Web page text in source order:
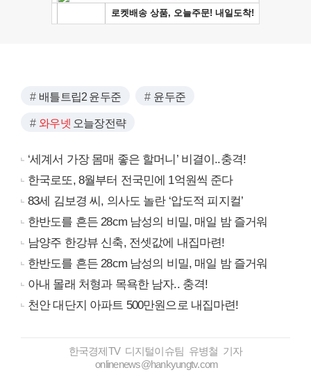
배틀트립2 윤두준 윤두준
와우넷 오늘장전략
‘세계서 가장 몸매 좋은 할머니’ 비결이..충격!
한국로또, 8월부터 전국민에 1억원씩 준다
83세 김보경 씨, 의사도 놀란 ‘압도적 피지컬’
한반도를 흔든 28cm 남성의 비밀, 매일 밤 즐거워
남양주 한강뷰 신축, 전셋값에 내집마련!
한반도를 흔든 28cm 남성의 비밀, 매일 밤 즐거워
아내 몰래 처형과 목욕한 남자.. 충격!
천안 대단지 아파트 500만원으로 내집마련!
한국경제TV 디지털이슈팀 유병철 기자
onlinenews@hankyungtv.com